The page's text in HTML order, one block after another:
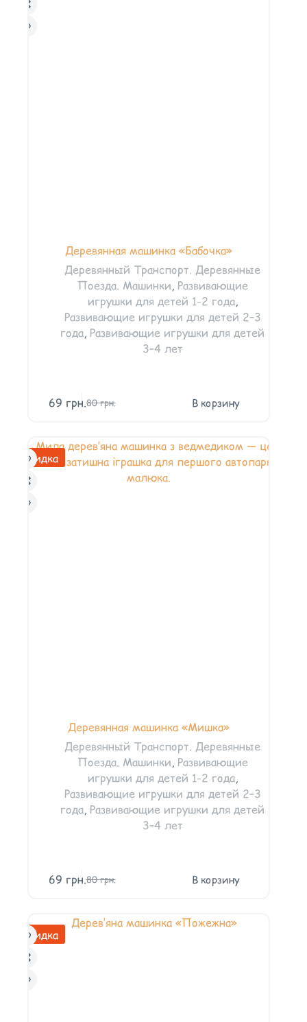
Деревянная машинка «Бабочка»
Деревянный Транспорт. Деревянные
Поезда. Машинки, Развивающие
игрушки для детей 1-2 года,
Развивающие игрушки для детей 2–3
года, Развивающие игрушки для детей
3–4 лет
80грн.
69 грн. В корзину
Скидка
Деревянная машинка «Мишка»
Деревянный Транспорт. Деревянные
Поезда. Машинки, Развивающие
игрушки для детей 1-2 года,
Развивающие игрушки для детей 2–3
года, Развивающие игрушки для детей
3–4 лет
80грн.
69 грн. В корзину
Скидка